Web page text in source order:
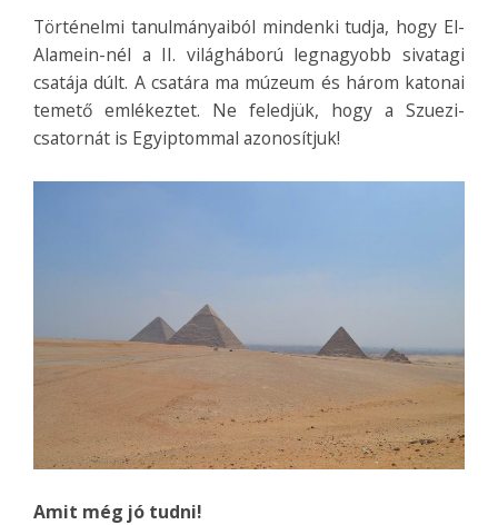
Történelmi tanulmányaiból mindenki tudja, hogy El-
Alamein-nél a II. világháború legnagyobb sivatagi
csatája dúlt. A csatára ma múzeum és három katonai
temető emlékeztet. Ne feledjük, hogy a Szuezi-
csatornát is Egyiptommal azonosítjuk!
Amit még jó tudni!